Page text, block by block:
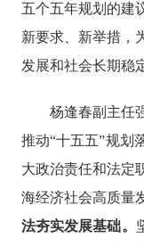
五个五年规划的建
新要求、新举措，
发展和社会长期稳
杨逢春副主任
推动“十五五”规划
大政治责任和法定
海经济社会高质量
法夯实发展基础。